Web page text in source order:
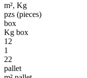
m², Kg
pzs (pieces)
box
Kg box
12
1
22
pallet